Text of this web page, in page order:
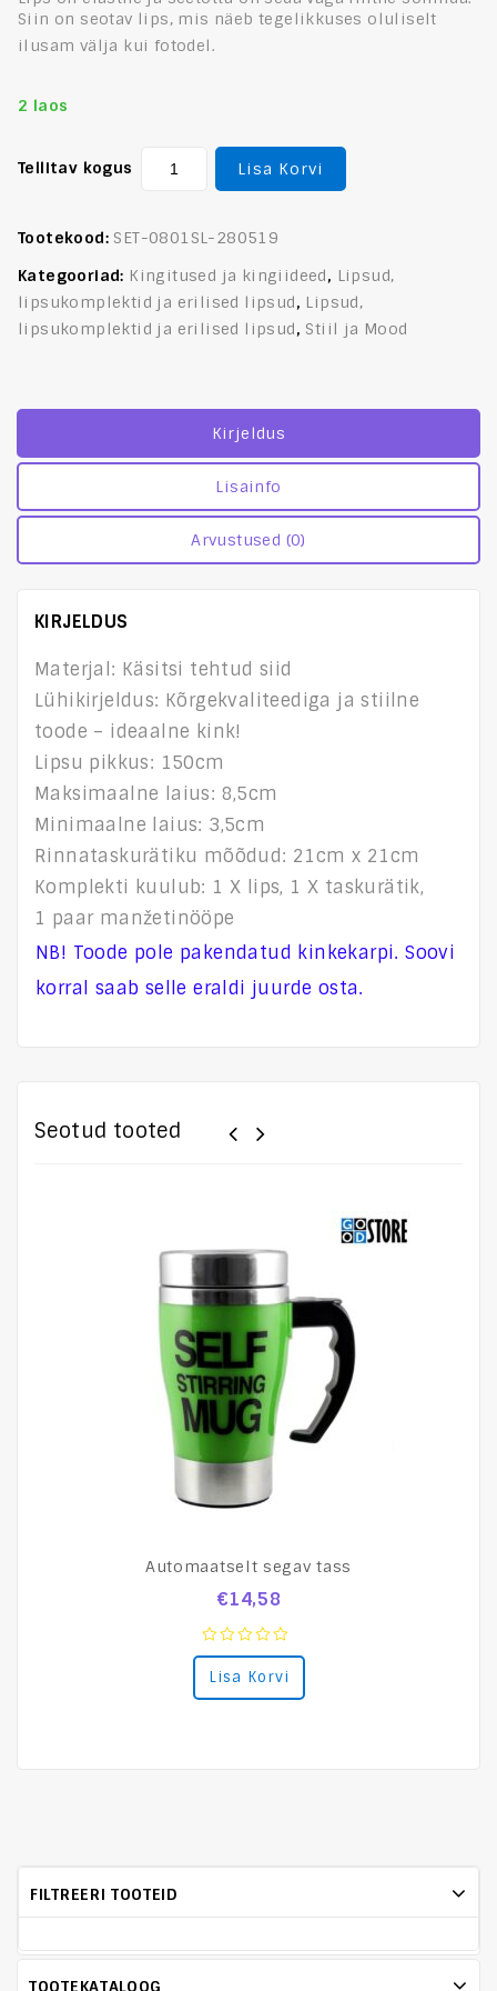
Siin on seotav lips, mis näeb tegelikkuses oluliselt
ilusam välja kui fotodel.
2 laos
Tellitav kogus Lisa Korvi
Tootekood: SET-0801SL-280519
Kategooriad: Kingitused ja kingiideed, Lipsud,
lipsukomplektid ja erilised lipsud, Lipsud,
lipsukomplektid ja erilised lipsud, Stiil ja Mood
Kirjeldus
Lisainfo
Arvustused (0)
KIRJELDUS
Materjal: Käsitsi tehtud siid
Lühikirjeldus: Kõrgekvaliteediga ja stiilne
toode – ideaalne kink!
Lipsu pikkus: 150cm
Maksimaalne laius: 8,5cm
Minimaalne laius: 3,5cm
Rinnataskurätiku mõõdud: 21cm x 21cm
Komplekti kuulub: 1 X lips, 1 X taskurätik,
1 paar manžetinööpe
NB! Toode pole pakendatud kinkekarpi. Soovi
korral saab selle eraldi juurde osta.
Seotud tooted
Automaatselt segav tass
€14,58
0
out
of
Lisa Korvi
FILTREERI TOOTEID